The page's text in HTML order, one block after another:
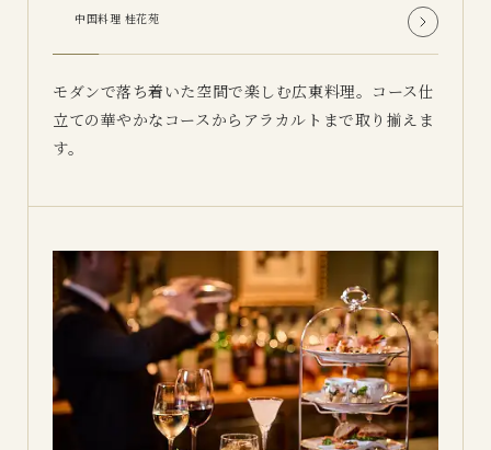
中国料理 桂花苑
モダンで落ち着いた空間で楽しむ広東料理。コース仕
立ての華やかなコースからアラカルトまで取り揃えま
す。